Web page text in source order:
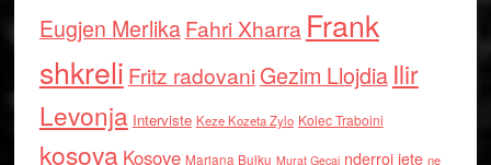
Eugjen MerlikaFahri Xharra Frank
shkreli Fritz radovaniGezim Llojdia Ilir
Levonja Interviste Keze Kozeta Zylo Kolec Traboini
kosova Kosove Marjana Bulku Murat Gecaj nderroi jete ne